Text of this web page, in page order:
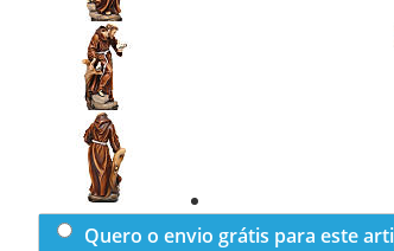
Previous
slide
Next
slide
Quero o envio grátis para este